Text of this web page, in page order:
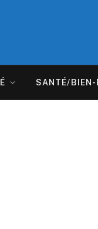
SANTÉ/BIEN-